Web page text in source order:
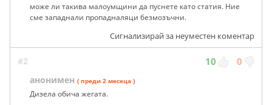
може ли такива малоумщини да пуснете като статия. Ние
сме западнали пропадналяци безмозъчни.
Сигнализирай за неуместен коментар
#2 10 0
анонимен ( преди 2 месеца )
Дизела обича жегата.